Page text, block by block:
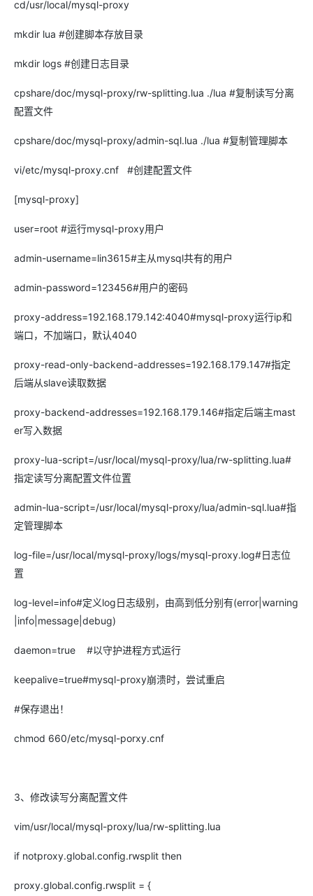
cd/usr/local/mysql-proxy
mkdir lua #创建脚本存放目录
mkdir logs #创建日志目录
cpshare/doc/mysql-proxy/rw-splitting.lua ./lua #复制读写分离
配置文件
cpshare/doc/mysql-proxy/admin-sql.lua ./lua #复制管理脚本
vi/etc/mysql-proxy.cnf #创建配置文件
[mysql-proxy]
user=root #运行mysql-proxy用户
admin-username=lin3615#主从mysql共有的用户
admin-password=123456#用户的密码
proxy-address=192.168.179.142:4040#mysql-proxy运行ip和
端口，不加端口，默认4040
proxy-read-only-backend-addresses=192.168.179.147#指定
后端从slave读取数据
proxy-backend-addresses=192.168.179.146#指定后端主mast
er写入数据
proxy-lua-script=/usr/local/mysql-proxy/lua/rw-splitting.lua#
指定读写分离配置文件位置
admin-lua-script=/usr/local/mysql-proxy/lua/admin-sql.lua#指
定管理脚本
log-file=/usr/local/mysql-proxy/logs/mysql-proxy.log#日志位
置
log-level=info#定义log日志级别，由高到低分别有(error|warning
|info|message|debug)
daemon=true #以守护进程方式运行
keepalive=true#mysql-proxy崩溃时，尝试重启
#保存退出！
chmod 660/etc/mysql-porxy.cnf
3、修改读写分离配置文件
vim/usr/local/mysql-proxy/lua/rw-splitting.lua
if notproxy.global.config.rwsplit then
proxy.global.config.rwsplit = {